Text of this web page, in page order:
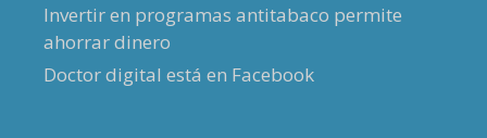
Invertir en programas antitabaco permite
ahorrar dinero
Doctor digital está en Facebook